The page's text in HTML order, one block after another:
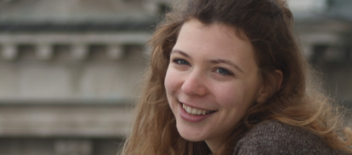
Józsefet nem kérdezte senki
Csízió
HISZTI
comicON
PesText
PesText 2021
PesText 2022